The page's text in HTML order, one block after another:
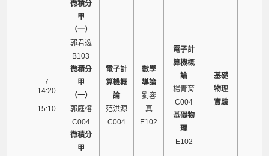
7
14:20
-
15:10
微積分
甲
（一）
郭君逸
B103
微積分
甲
（一）
郭庭榕
C004
微積分
甲
電子計
算機概
論
范洪源
C004
數學
導論
劉容
真
E102
電子計
算機概
論
楊青育
C004
基礎物
理
E102
基礎
物理
實驗